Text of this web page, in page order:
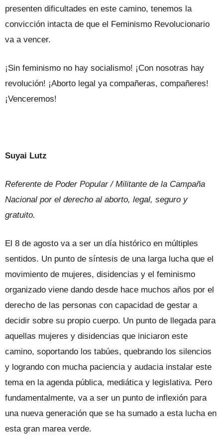
presenten dificultades en este camino, tenemos la
convicción intacta de que el Feminismo Revolucionario
va a vencer.
¡Sin feminismo no hay socialismo! ¡Con nosotras hay
revolución! ¡Aborto legal ya compañeras, compañeres!
¡Venceremos!
Suyai Lutz
Referente de Poder Popular / Militante de la Campaña
Nacional por el derecho al aborto, legal, seguro y
gratuito.
El 8 de agosto va a ser un día histórico en múltiples
sentidos. Un punto de síntesis de una larga lucha que el
movimiento de mujeres, disidencias y el feminismo
organizado viene dando desde hace muchos años por el
derecho de las personas con capacidad de gestar a
decidir sobre su propio cuerpo. Un punto de llegada para
aquellas mujeres y disidencias que iniciaron este
camino, soportando los tabúes, quebrando los silencios
y logrando con mucha paciencia y audacia instalar este
tema en la agenda pública, mediática y legislativa. Pero
fundamentalmente, va a ser un punto de inflexión para
una nueva generación que se ha sumado a esta lucha en
esta gran marea verde.